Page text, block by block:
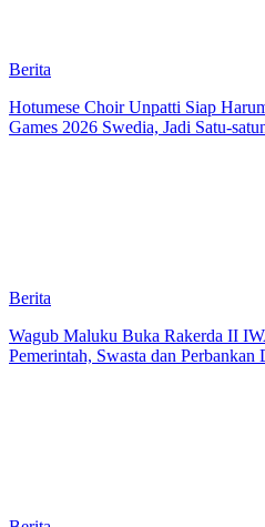
Berita
Hotumese Choir Unpatti Siap
Games 2026 Swedia, Jadi Satu-
Berita
Wagub Maluku Buka Rakerda II
Pemerintah, Swasta dan